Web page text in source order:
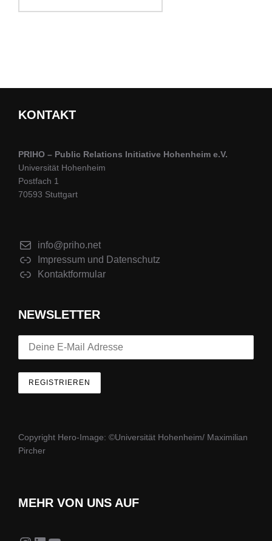
KONTAKT
PRIHO – Public Relations Initiative Hohenheim e.V.
Universität Hohenheim
Postfach 1
70593 Stuttgart
info@priho.net
Impressum und Datenschutz
Kontaktformular
NEWSLETTER
Copyright Hero-Image: ©Universität Hohenheim/ Maximilian
Pircher
MEHR VON UNS AUF